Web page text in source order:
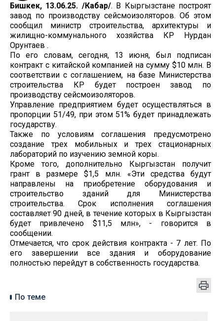
Бишкек, 13.06.25. /Кабар/. В Кыргызстане построят
завод по производству сейсмоизоляторов. Об этом
сообщил министр
строительства, архитектуры и
жилищно-коммунального хозяйства КР Нурдан
Орунтаев .
По его словам, сегодня, 13 июня, был подписан
контракт с китайской компанией на сумму $10 млн. В
соответствии с соглашением, на базе Министерства
строительства КР будет построен завод по
производству сейсмоизоляторов.
Управление предприятием будет осуществляться в
пропорции 51/49, при этом 51% будет принадлежать
государству.
Также по условиям соглашения предусмотрено
создание трех мобильных и трех стационарных
лабораторий по изучению земной коры.
Кроме того, дополнительно Кыргызстан получит
грант в размере $1,5 млн. «Эти средства будут
направлены на приобретение оборудования и
строительство зданий для Министерства
строительства. Срок исполнения соглашения
составляет 90 дней, в течение которых в Кыргызстан
будет привлечено $11,5 млн», - говорится в
сообщении.
Отмечается, что срок действия контракта - 7 лет. По
его завершении все здания и оборудование
полностью перейдут в собственность государства.
По теме